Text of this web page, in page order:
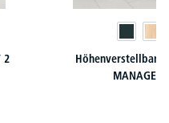
2
Höhenverstellbare